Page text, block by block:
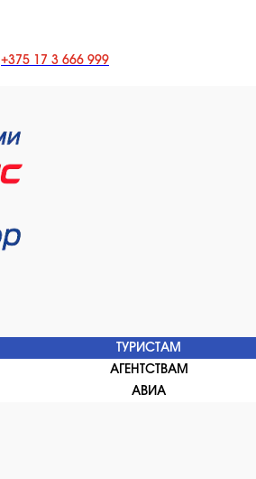
+375 17 3 666 999
ТУРИСТАМ
АГЕНТСТВАМ
АВИА